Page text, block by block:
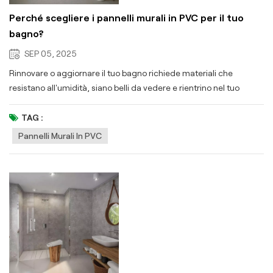
Perché scegliere i pannelli murali in PVC per il tuo
bagno?
SEP 05, 2025
Rinnovare o aggiornare il tuo bagno richiede materiali che
resistano all'umidità, siano belli da vedere e rientrino nel tuo
budget. Pannelli murali in PVC soddisfano tutti questi requisiti:
ecco perché sono una scelta intelligente: 1. Impermeabile e
Resistente all'umidità I bagni sono soggetti a umidità e schizzi
d'acqua. Pannelli murali in PVC sono al 100% impermeabile,
differenza delle piastrelle (con fughe che intrappolano l'umidità) o
della vernice (che tende a sfaldarsi in ambienti umidi), il PVC crea
una barriera protettiva senza soluzione di continuità, perfetta per
docce, bordi vasca o qualsiasi superficie umida. bagno zona. 2.
Installazione facile Evita la seccatura di dover piastrellare in modo
complesso o di dover assumere appaltatori costosi. Pannelli
murali in PVC sono dotati di semplici sistemi di bloccaggio a
TAG :
Pannelli Murali In PVC